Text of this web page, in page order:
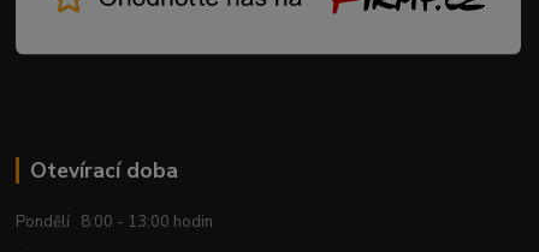
Otevírací doba
Pondělí 8:00 - 13:00 hodin